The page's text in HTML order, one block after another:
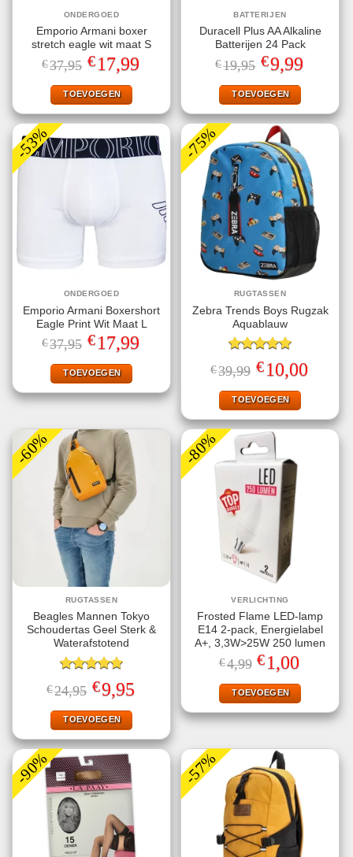
ONDERGOED
Emporio Armani boxer
stretch eagle wit maat S
€37,95 Oorspronkelijke
prijs
was:
€37,95.
€17,99Huidige
prijs
TOEVOEGEN
BATTERIJEN
Duracell Plus AA Alkaline
Batterijen 24 Pack
€19,95 Oorspronkelijke
prijs
was:
€19,95.
€9,99Huidige
prijs
TOEVOEGEN
-53%
ONDERGOED
Emporio Armani Boxershort
Eagle Print Wit Maat L
€37,95 Oorspronkelijke
prijs
was:
€37,95.
€17,99Huidige
prijs
TOEVOEGEN
-75%
RUGTASSEN
Zebra Trends Boys Rugzak
Aquablauw
Gewaardeerd
5.00uit 5
€39,99 Oorspronkelijke
prijs
was:
€39,99.
€10,00Huidige
prijs
TOEVOEGEN
-60%
RUGTASSEN
Beagles Mannen Tokyo
Schoudertas Geel Sterk &
Waterafstotend
Gewaardeerd
5.00uit 5
€24,95 Oorspronkelijke
prijs
was:
€24,95.
€9,95prijs
TOEVOEGEN
-80%
VERLICHTING
Frosted Flame LED-lamp
E14 2-pack, Energielabel
A+, 3,3W>25W 250 lumen
€4,99 Oorspronkelijke
prijs
was:
€4,99.
€1,00
is:
€1,00.
TOEVOEGEN
-90% -57%